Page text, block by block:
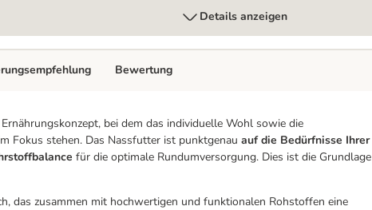
Details anzeigen
bei dem das individuelle Wohl sowie die
Fokus stehen. Das Nassfutter ist punktgenau auf die Bedürfnisse Ihrer
für die optimale Rundumversorgung. Dies ist die Grundlage
das zusammen mit hochwertigen und funktionalen Rohstoffen eine
Bewertung